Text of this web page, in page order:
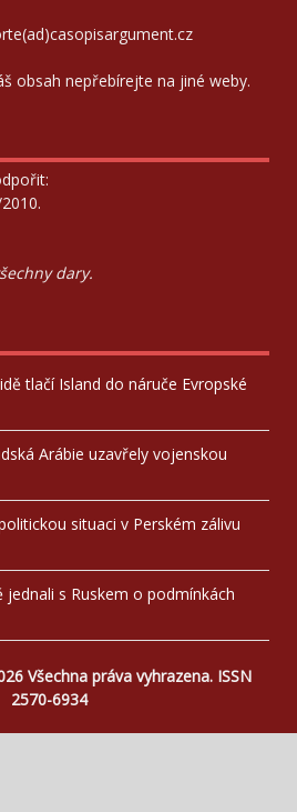
obsah nepřebírejte na jiné weby.
dary.
tlačí Island do náruče Evropské
Arábie uzavřely vojenskou
situaci v Perském zálivu
s Ruskem o podmínkách
Všechna práva vyhrazena. ISSN
2570-6934